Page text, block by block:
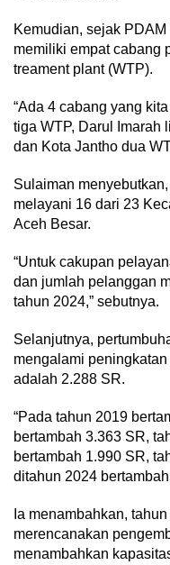
Kemudian, sejak
memiliki empat cabang
treament plant (WTP).
“Ada 4 cabang yang
tiga WTP, Darul Imarah
dan Kota Jantho dua
Sulaiman
melayani 16 dari 23
Aceh Besar.
“Untuk cakupan
dan jumlah pelanggan
tahun 2024,” sebutnya.
Selanjutnya,
mengalami
adalah 2.288 SR.
“Pada tahun 2019
bertambah 3.363 SR,
bertambah 1.990 SR,
ditahun 2024
Ia menambahkan,
merencanakan
menambahkan